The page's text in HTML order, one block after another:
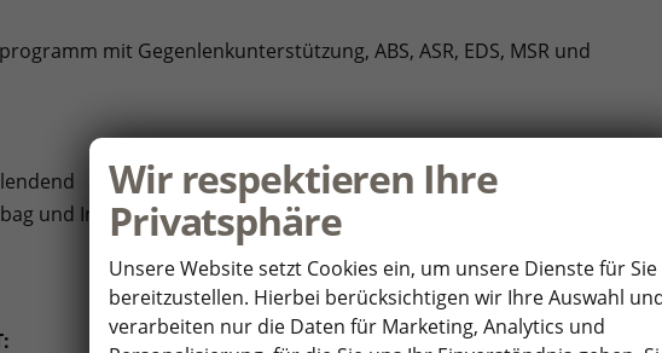
mit Gegenlenkunterstützung, ABS, ASR, EDS, MSR und
und Interaktionsairbag vorn
Wir respektieren Ihre
Privatsphäre
Unsere Website setzt Cookies ein, um unsere Dienste für Sie
bereitzustellen. Hierbei berücksichtigen wir Ihre Auswahl
verarbeiten nur die Daten für Marketing, Analytics und